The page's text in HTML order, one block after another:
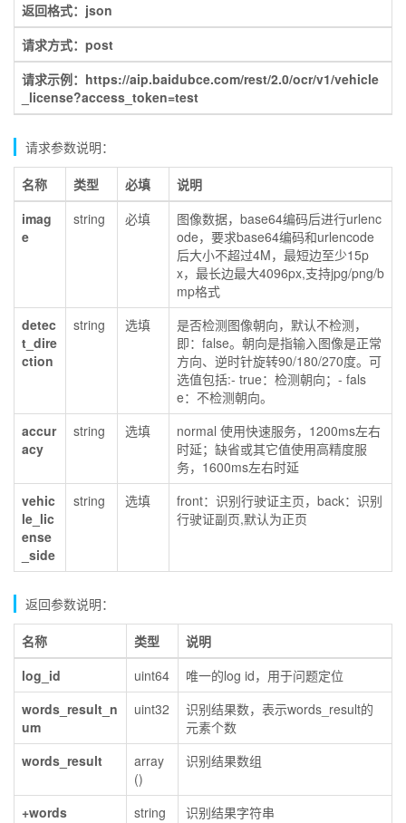
返回格式：json
请求方式：post
请求示例：https://aip.baidubce.com/rest/2.0/ocr/v1/vehicle
_license?access_token=test
请求参数说明：
名称 类型 必填
说明
imag
e
string 必填
图像数据，base64编码后进行urlenc
ode，要求base64编码和urlencode
后大小不超过4M，最短边至少15p
x，最长边最大4096px,支持jpg/png/b
mp格式
detec
t_dire
ction
string 选填
是否检测图像朝向，默认不检测，
即：false。朝向是指输入图像是正常
方向、逆时针旋转90/180/270度。可
选值包括:- true：检测朝向；- fals
e：不检测朝向。
accur
acy
string 选填
normal 使用快速服务，1200ms左右
时延；缺省或其它值使用高精度服
务，1600ms左右时延
vehic
le_lic
ense
_side
string 选填
front：识别行驶证主页，back：识别
行驶证副页,默认为正页
返回参数说明：
名称 类型
说明
log_id
uint64
唯一的log id，用于问题定位
words_result_n
um
uint32
识别结果数，表示words_result的
元素个数
words_result
array
()
识别结果数组
+words string 识别结果字符串